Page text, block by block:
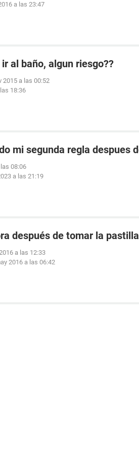
a las 23:47
al baño, algun riesgo??
2015 a las 00:52
18:36
mi segunda regla despues
08:06
a las 21:19
después de tomar la
a las 12:33
2016 a las 06:42